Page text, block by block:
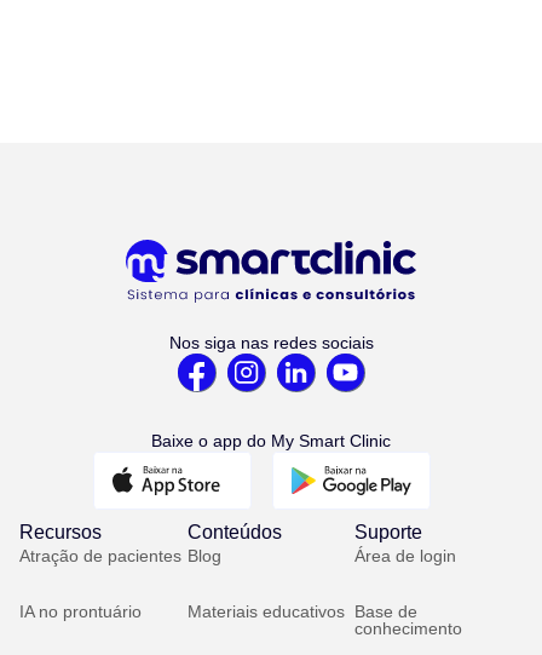
Nos siga nas redes sociais
Baixe o app do My Smart Clinic
Recursos
Atração de pacientes
IA no prontuário
Conteúdos
Blog
Materiais educativos
Suporte
Área de login
Base de
conhecimento